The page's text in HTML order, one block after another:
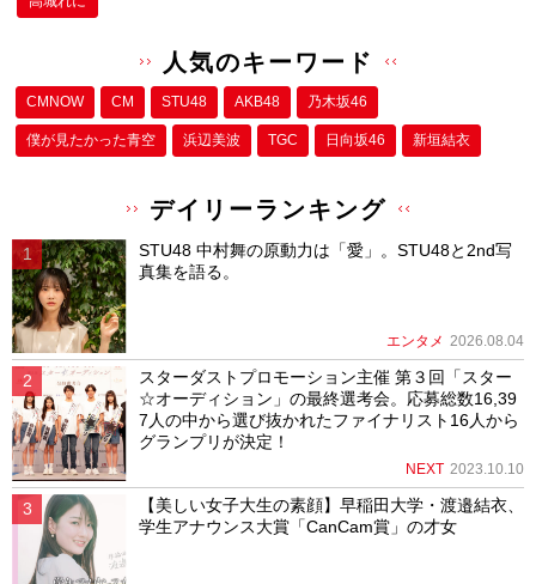
人気のキーワード
CMNOW CM STU48 AKB48 乃木坂46
僕が⾒たかった⻘空 浜辺美波 TGC 日向坂46 新垣結衣
デイリーランキング
STU48 中村舞の原動力は「愛」。STU48と2nd写
真集を語る。
エンタメ 2026.08.04
スターダストプロモーション主催 第３回「スター
☆オーディション」の最終選考会。応募総数16,39
7人の中から選び抜かれたファイナリスト16人から
グランプリが決定！
NEXT 2023.10.10
【美しい女子大生の素顔】早稲田大学・渡邉結衣、
学生アナウンス大賞「CanCam賞」の才女